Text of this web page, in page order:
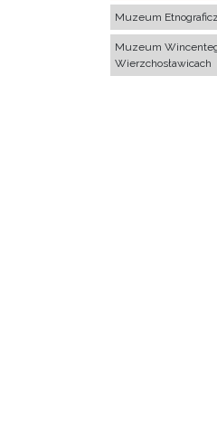
Muzeum
Muzeum
Wierzchosławicach